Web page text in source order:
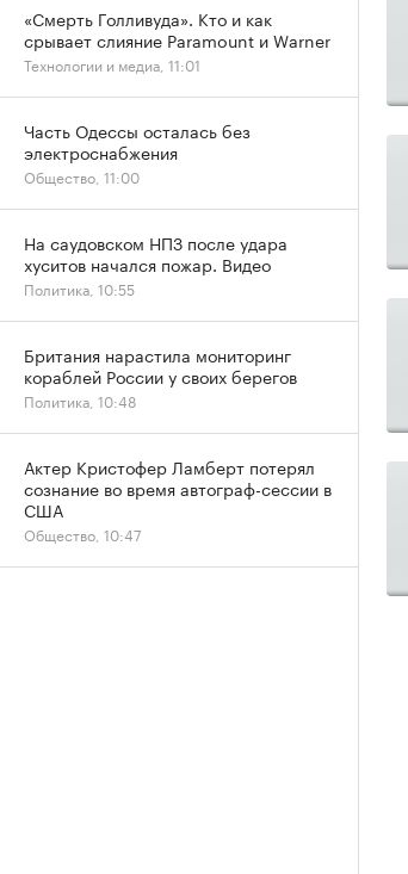
«Смерть Голливуда». Кто и как
срывает слияние Paramount и Warner
Технологии и медиа, 11:01
Часть Одессы осталась без
электроснабжения
Общество, 11:00
На саудовском НПЗ после удара
хуситов начался пожар. Видео
Политика, 10:55
Британия нарастила мониторинг
кораблей России у своих берегов
Политика, 10:48
Актер Кристофер Ламберт потерял
сознание во время автограф-сессии в
США
Общество, 10:47